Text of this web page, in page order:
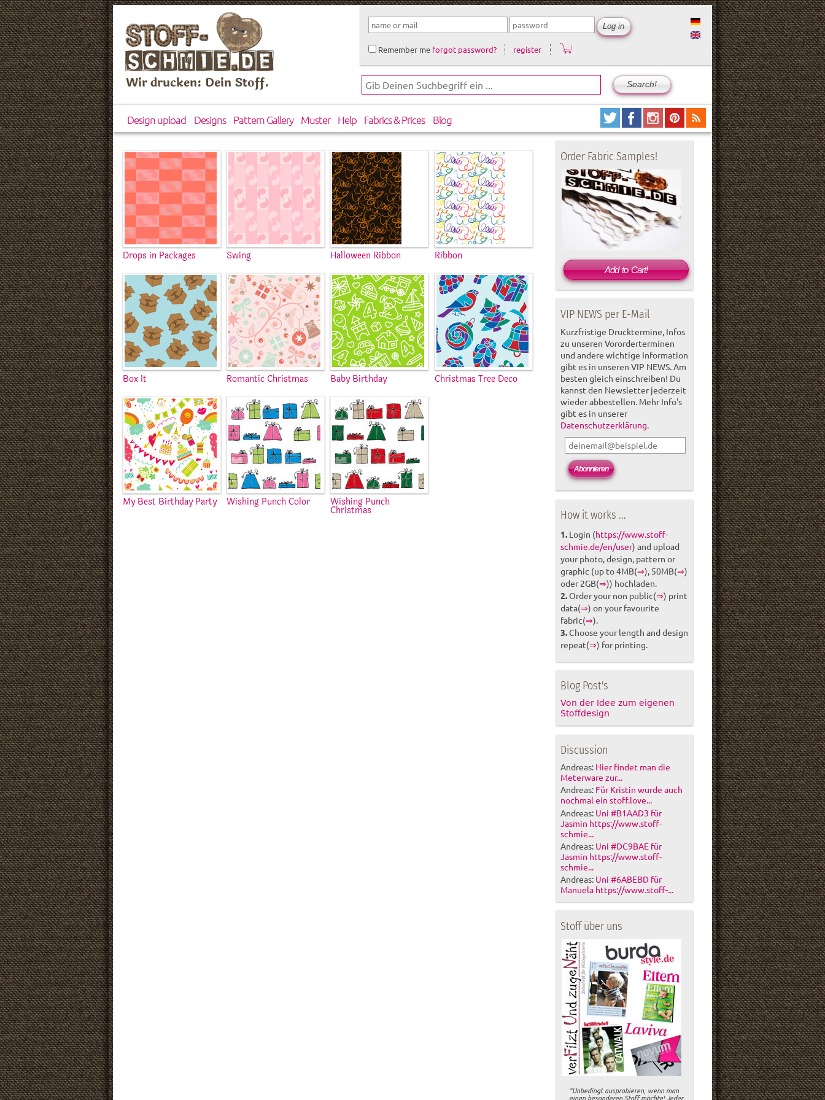
Wir drucken: Dein Stoff.
Remember me forgot password? register
Design upload Designs Pattern Gallery Muster Help Fabrics & Prices Blog
Drops in Packages Swing Halloween Ribbon Ribbon
Box It Romantic Christmas Baby Birthday Christmas Tree Deco
My Best Birthday Party Wishing Punch Color Wishing Punch
Christmas
Order Fabric Samples!
Add to Cart!
VIP NEWS per E-Mail
Kurzfristige Drucktermine, Infos
zu unseren Vororderterminen
und andere wichtige Information
gibt es in unseren VIP NEWS. Am
besten gleich einschreiben! Du
kannst den Newsletter jederzeit
wieder abbestellen. Mehr Info's
gibt es in unserer
Datenschutzerklärung
How it works ...
1. Login (https://www.stoff-
schmie.de/en/user) and upload
your photo, design, pattern or
graphic (up to 4MB(⇒), 50MB(⇒)
oder 2GB(⇒)) hochladen.
2.Order your non public(⇒) print
data(⇒) on your favourite
fabric(⇒).
3.Choose your length and design
repeat(⇒) for printing.
Blog Post's
Von der Idee zum eigenen
Stoffdesign
Discussion
Andreas: Hier findet man die
Meterware zur...
Andreas: Für Kristin wurde auch
nochmal ein stoff.love...
Andreas: Uni #B1AAD3 für
Jasmin https://www.stoff-
schmie...
Andreas: Uni #DC9BAE für
Jasmin https://www.stoff-
schmie...
Andreas: Uni #6ABEBD für
Manuela https://www.stoff-...
Stoff über uns
"Unbedingt ausprobieren, wenn man
einen besonderen Stoff möchte! Jeder